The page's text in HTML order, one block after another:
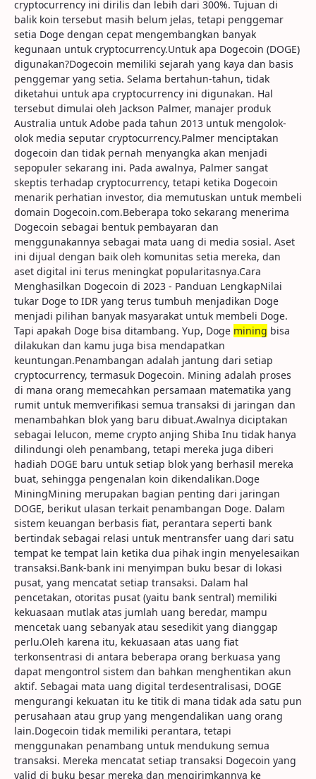
cryptocurrency ini dirilis dan lebih dari 300%. Tujuan di
balik koin tersebut masih belum jelas, tetapi penggemar
setia Doge dengan cepat mengembangkan banyak
kegunaan untuk cryptocurrency.Untuk apa Dogecoin (DOGE)
digunakan?Dogecoin memiliki sejarah yang kaya dan basis
penggemar yang setia. Selama bertahun-tahun, tidak
diketahui untuk apa cryptocurrency ini digunakan. Hal
tersebut dimulai oleh Jackson Palmer, manajer produk
Australia untuk Adobe pada tahun 2013 untuk mengolok-
olok media seputar cryptocurrency.Palmer menciptakan
dogecoin dan tidak pernah menyangka akan menjadi
sepopuler sekarang ini. Pada awalnya, Palmer sangat
skeptis terhadap cryptocurrency, tetapi ketika Dogecoin
menarik perhatian investor, dia memutuskan untuk membeli
domain Dogecoin.com.Beberapa toko sekarang menerima
Dogecoin sebagai bentuk pembayaran dan
menggunakannya sebagai mata uang di media sosial. Aset
ini dijual dengan baik oleh komunitas setia mereka, dan
aset digital ini terus meningkat popularitasnya.Cara
Menghasilkan Dogecoin di 2023 - Panduan LengkapNilai
tukar Doge to IDR yang terus tumbuh menjadikan Doge
menjadi pilihan banyak masyarakat untuk membeli Doge.
Tapi apakah Doge bisa ditambang. Yup, Doge mining bisa
dilakukan dan kamu juga bisa mendapatkan
keuntungan.Penambangan adalah jantung dari setiap
cryptocurrency, termasuk Dogecoin. Mining adalah proses
di mana orang memecahkan persamaan matematika yang
rumit untuk memverifikasi semua transaksi di jaringan dan
menambahkan blok yang baru dibuat.Awalnya diciptakan
sebagai lelucon, meme crypto anjing Shiba Inu tidak hanya
dilindungi oleh penambang, tetapi mereka juga diberi
hadiah DOGE baru untuk setiap blok yang berhasil mereka
buat, sehingga pengenalan koin dikendalikan.Doge
MiningMining merupakan bagian penting dari jaringan
DOGE, berikut ulasan terkait penambangan Doge. Dalam
sistem keuangan berbasis fiat, perantara seperti bank
bertindak sebagai relasi untuk mentransfer uang dari satu
tempat ke tempat lain ketika dua pihak ingin menyelesaikan
transaksi.Bank-bank ini menyimpan buku besar di lokasi
pusat, yang mencatat setiap transaksi. Dalam hal
pencetakan, otoritas pusat (yaitu bank sentral) memiliki
kekuasaan mutlak atas jumlah uang beredar, mampu
mencetak uang sebanyak atau sesedikit yang dianggap
perlu.Oleh karena itu, kekuasaan atas uang fiat
terkonsentrasi di antara beberapa orang berkuasa yang
dapat mengontrol sistem dan bahkan menghentikan akun
aktif. Sebagai mata uang digital terdesentralisasi, DOGE
mengurangi kekuatan itu ke titik di mana tidak ada satu pun
perusahaan atau grup yang mengendalikan uang orang
lain.Dogecoin tidak memiliki perantara, tetapi
menggunakan penambang untuk mendukung semua
transaksi. Mereka mencatat setiap transaksi Dogecoin yang
valid di buku besar mereka dan mengirimkannya ke